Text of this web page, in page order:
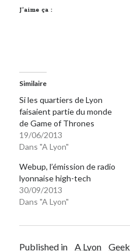
J’aime ça :
Similaire
Si les quartiers de Lyon
faisaient partie du monde
de Game of Thrones
19/06/2013
Dans "A Lyon"
Webup, l’émission de radio
lyonnaise high-tech
30/09/2013
Dans "A Lyon"
Published in A Lyon Geek